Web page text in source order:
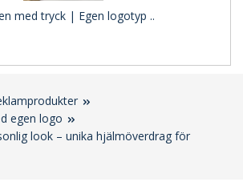
med tryck | Egen logotyp ..
egen logo
look – unika hjälmöverdrag för